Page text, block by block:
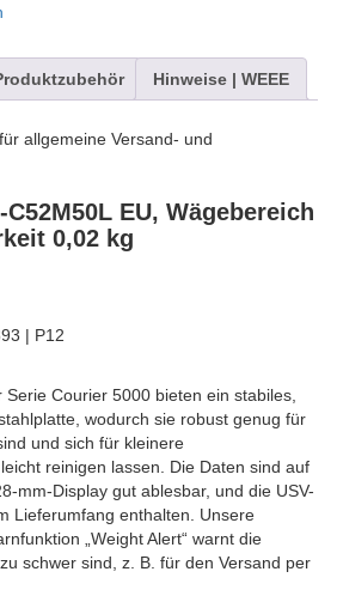
Hinweise | WEEE
allgemeine Versand- und
EU, Wägebereich
0,02 kg
| P12
Serie Courier 5000 bieten ein stabiles,
wodurch sie robust genug für
und sich für kleinere
reinigen lassen. Die Daten sind auf
mm-Display gut ablesbar, und die USV-
Lieferumfang enthalten. Unsere
„Weight Alert“ warnt die
schwer sind, z. B. für den Versand per